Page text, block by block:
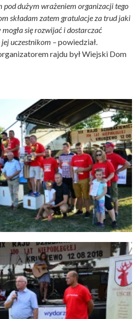
pod dużym wrażeniem organizacji tego
składam zatem gratulacje za trud jaki
się rozwijać i dostarczać
uczestnikom –powiedział.
rajdu był Wiejski Dom